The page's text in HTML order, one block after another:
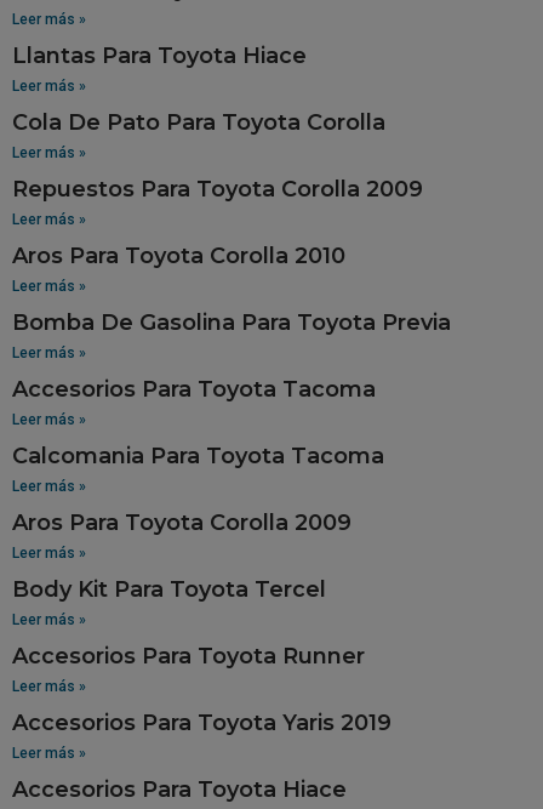
Leer más »
Llantas Para Toyota Hiace
Leer más »
Cola De Pato Para Toyota Corolla
Leer más »
Repuestos Para Toyota Corolla 2009
Leer más »
Aros Para Toyota Corolla 2010
Leer más »
Bomba De Gasolina Para Toyota Previa
Leer más »
Accesorios Para Toyota Tacoma
Leer más »
Calcomania Para Toyota Tacoma
Leer más »
Aros Para Toyota Corolla 2009
Leer más »
Body Kit Para Toyota Tercel
Leer más »
Accesorios Para Toyota Runner
Leer más »
Accesorios Para Toyota Yaris 2019
Leer más »
Accesorios Para Toyota Hiace